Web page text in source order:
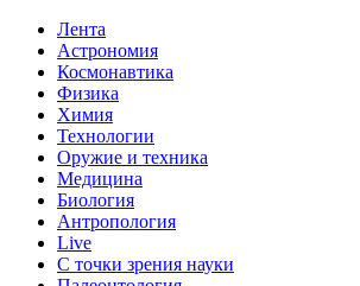
Лента
Астрономия
Космонавтика
Физика
Химия
Технологии
Оружие и техника
Медицина
Биология
Антропология
Live
С точки зрения науки